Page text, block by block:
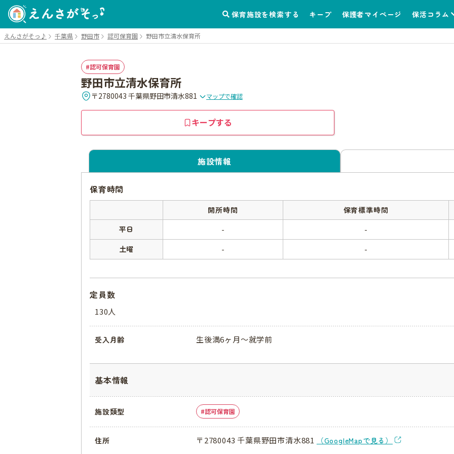
保育施設を検索する キープ 保護者マイページ 保活コラム
えんさがそっ♪ 千葉県 野田市 認可保育園 野田市立清水保育所
認可保育園
野田市立清水保育所
〒2780043 千葉県野田市清水881 マップで確認
キープする
施設情報
保育時間
開所時間
保育標準時間
平日
- -
土曜 - -
定員数
130人
受入月齢 生後満6ヶ月～就学前
基本情報
施設類型 認可保育園
住所 〒2780043 千葉県野田市清水881 （GoogleMapで見る）